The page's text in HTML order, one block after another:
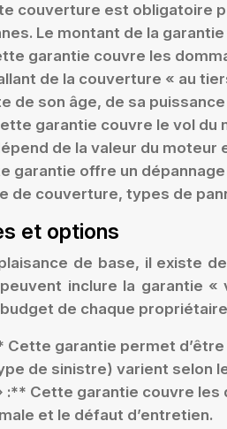
couverture est obligatoire
Le montant de la
garantie couvre les
de la couverture « au
son âge, de sa
garantie couvre le vol
de la valeur du
offre un dépannage
de couverture, types de
et options
plaisance de base, il
inclure la garantie
de chaque
garantie permet
de sinistre) varient selon
Cette garantie couvre
et le défaut d’entretien.